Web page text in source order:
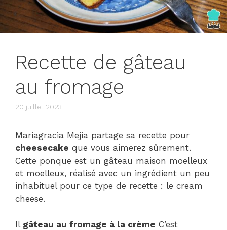
Recette de gâteau
au fromage
20 juillet 2023
Mariagracia Mejia partage sa recette pour
cheesecake que vous aimerez sûrement.
Cette ponque est un gâteau maison moelleux
et moelleux, réalisé avec un ingrédient un peu
inhabituel pour ce type de recette : le cream
cheese.
Il gâteau au fromage à la crème C’est